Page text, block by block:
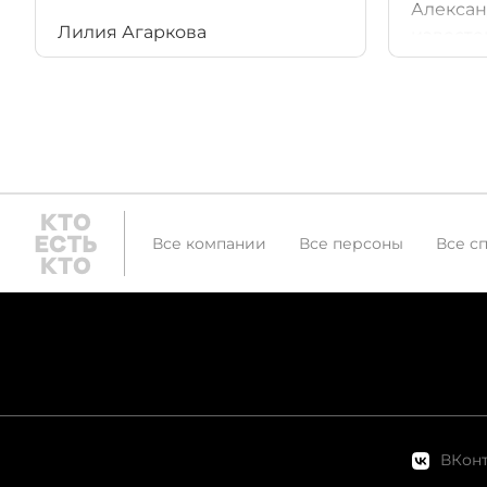
Лилия Агаркова
Все компании Все персоны Все